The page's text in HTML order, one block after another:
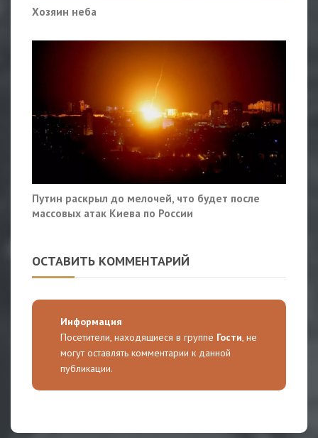
Хозяин неба
Путин раскрыл до мелочей, что будет после
массовых атак Киева по России
ОСТАВИТЬ КОММЕНТАРИЙ
Информация
Посетители, находящиеся в группе Гости , не
могут оставлять комментарии к данной
публикации.